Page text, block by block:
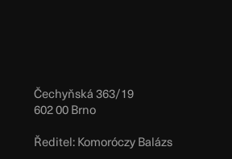
Čechyňská 363/19
602 00 Brno
Ředitel: Komoróczy Balázs